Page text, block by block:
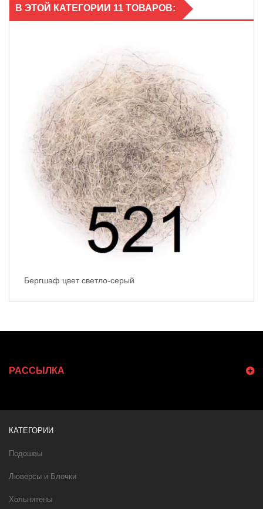
В ЭТОЙ КАТЕГОРИИ 11 ТОВАРОВ:
Бергшаф цвет светло-серый
РАССЫЛКА
КАТЕГОРИИ
Подошвы
Люверсы и Блочки
Хольнитены